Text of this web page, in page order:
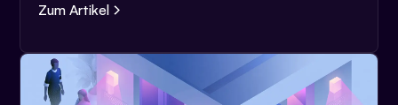
Zum Artikel